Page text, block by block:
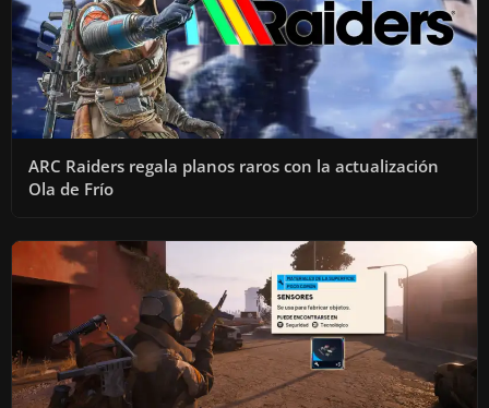
ARC Raiders regala planos raros con la actualización
Ola de Frío